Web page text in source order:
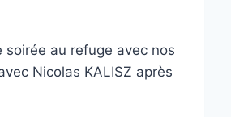
soirée au refuge avec nos
Nicolas KALISZ après